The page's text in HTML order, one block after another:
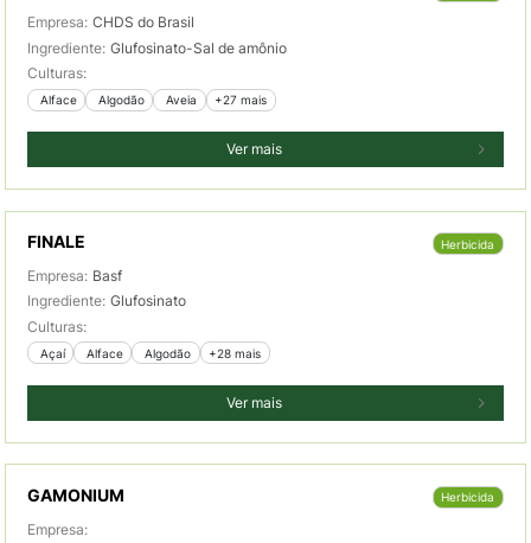
Empresa: CHDS do Brasil
Ingrediente: Glufosinato-Sal de amônio
Culturas:
Alface Algodão Aveia +27 mais
Ver mais
FINALE Herbicida
Empresa: Basf
Ingrediente: Glufosinato
Culturas:
Açaí Alface Algodão +28 mais
Ver mais
GAMONIUM Herbicida
Empresa: